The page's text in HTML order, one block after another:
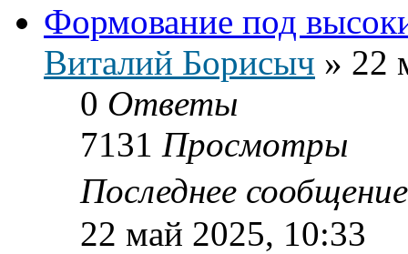
Формование под
Виталий Борисыч » 22
0 Ответы
7131 Просмотры
Последнее
22 май 2025, 10:33